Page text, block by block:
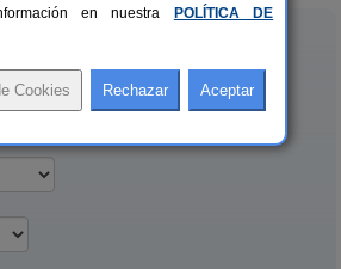
en nuestra
POLÍTICA DE